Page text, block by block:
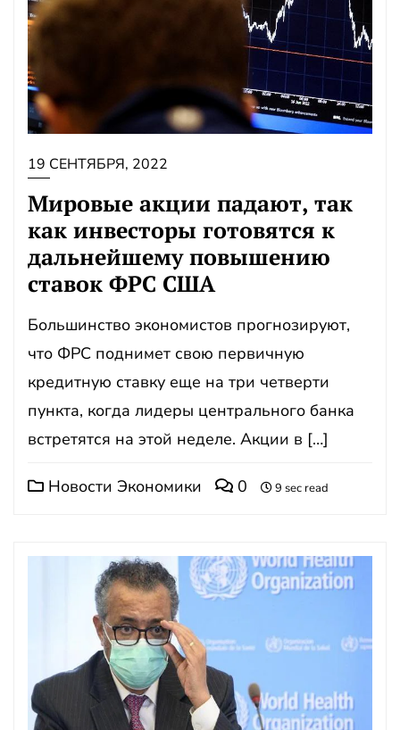
19 СЕНТЯБРЯ, 2022
Мировые акции падают, так
как инвесторы готовятся к
дальнейшему повышению
ставок ФРС США
Большинство экономистов прогнозируют,
что ФРС поднимет свою первичную
кредитную ставку еще на три четверти
пункта, когда лидеры центрального банка
встретятся на этой неделе. Акции в […]
Новости Экономики 0 9 sec read